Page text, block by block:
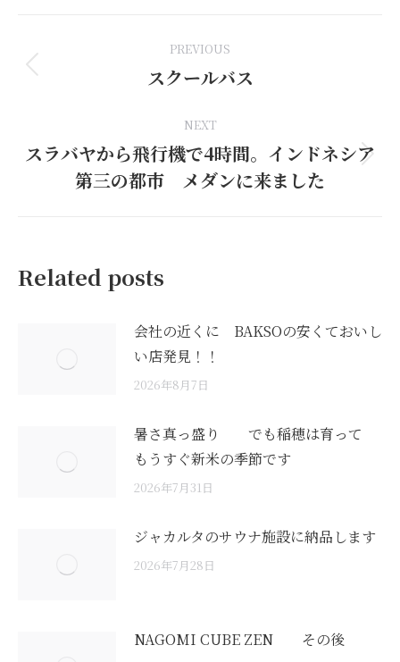
navigation
PREVIOUS
Previous
スクールバス
NEXT
Next
post:
スラバヤから飛行機で4時間。インドネシア
第三の都市 メダンに来ました
Related posts
会社の近くに BAKSOの安くておいし
い店発見！！
2026年8月7日
暑さ真っ盛り でも稲穂は育って
もうすぐ新米の季節です
2026年7月31日
ジャカルタのサウナ施設に納品します
2026年7月28日
NAGOMI CUBE ZEN その後